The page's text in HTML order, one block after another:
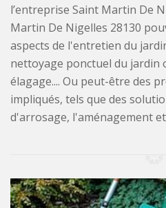
l’entreprise Saint Martin De
Martin De Nigelles 28130
aspects de l'entretien du
nettoyage ponctuel du jardin
élagage.... Ou peut-être des
impliqués, tels que des
d'arrosage, l'aménagement